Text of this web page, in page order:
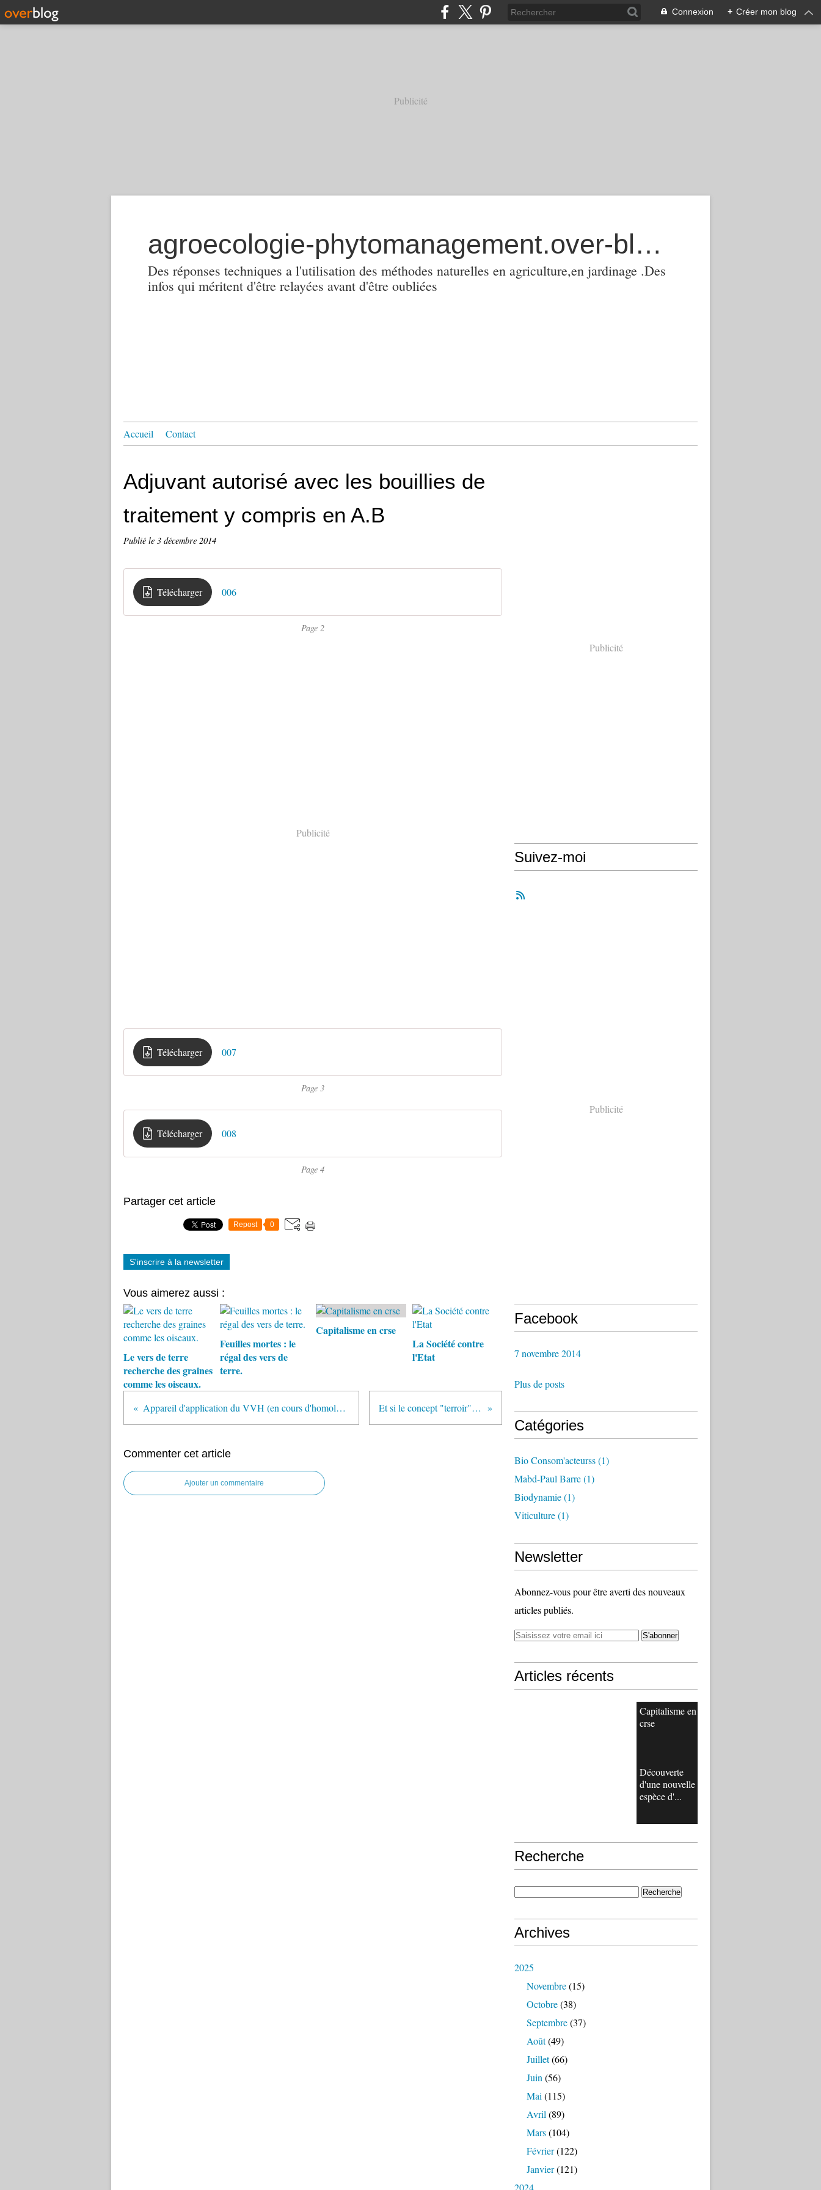
Connexion + Créer mon blog
Publicité
agroecologie-phytomanagement.over-blog.com
Des réponses techniques a l'utilisation des méthodes naturelles en agriculture,en jardinage .Des
infos qui méritent d'être relayées avant d'être oubliées
Accueil Contact
Adjuvant autorisé avec les bouillies de
traitement y compris en A.B
Publié le 3 décembre 2014
Télécharger 006
Page 2
Publicité
Télécharger 007
Page 3
Télécharger 008
Page 4
Partager cet article
Repost 0
S'inscrire à la newsletter
Vous aimerez aussi :
Le vers de terre
recherche des graines
comme les oiseaux.
Feuilles mortes : le
régal des vers de
terre.
Capitalisme en crse
La Société contre
l'Etat
Appareil d'application du VVH (en cours d'homologation)pour le controle de la flore adventice Et si le concept "terroir" n'était que subjectivité ?
Commenter cet article
Ajouter un commentaire
Publicité
Suivez-moi
Publicité
Facebook
7 novembre 2014
Plus de posts
Catégories
Bio Consom'acteurss(1)
Mabd-Paul Barre(1)
Biodynamie(1)
Viticulture(1)
Newsletter
Abonnez-vous pour être averti des nouveaux
articles publiés.
Articles récents
Capitalisme en
crse
Découverte
d'une nouvelle
espèce d'...
Recherche
Archives
2025
Novembre(15)
Octobre(38)
Septembre(37)
Août(49)
Juillet(66)
Juin (56)
Mai (115)
Avril (89)
Mars(104)
Février(122)
Janvier(121)
2024